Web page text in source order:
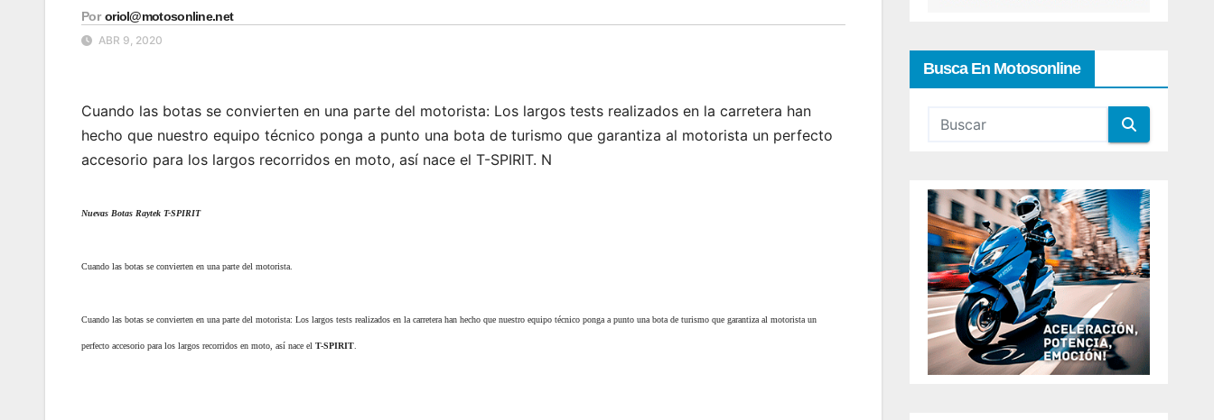
Por oriol@motosonline.net
ABR 9, 2020
Cuando las botas se convierten en una parte del motorista: Los largos tests realizados en la carretera han
hecho que nuestro equipo técnico ponga a punto una bota de turismo que garantiza al motorista un perfecto
accesorio para los largos recorridos en moto, así nace el T-SPIRIT. N
Nuevas Botas Raytek T-SPIRIT
Cuando las botas se convierten en una parte del motorista.
Cuando las botas se convierten en una parte del motorista: Los largos tests realizados en la carretera han hecho que nuestro equipo técnico ponga a punto una bota de turismo que garantiza al motorista un
perfecto accesorio para los largos recorridos en moto, así nace el T-SPIRIT.
Busca En Motosonline